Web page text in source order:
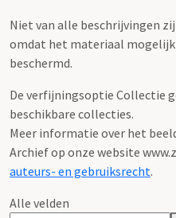
Niet van alle beschrijvingen
omdat het materiaal
beschermd.
De verfijningsoptie Collectie
beschikbare collecties.
Meer informatie over het
Archief op onze website
auteurs- en gebruiksrecht.
Alle velden